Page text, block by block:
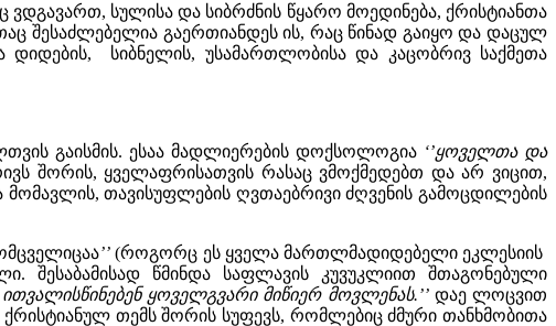
სულისა და სიბრძნის წყარო მოედინება, ქრისტიანთა
შესაძლებელია გაერთიანდეს ის, რაც წინად გაიყო და დაცულ
დიდების, სიბნელის, უსამართლობისა და კაცობრივ საქმეთა
გაისმის. ესაა მადლიერების დოქსოლოგია ‘’ყოველთა და
შორის, ყველაფრისათვის რასაც ვმოქმედებთ და არ ვიცით,
თავისუფლების ღვთაებრივი ძღვენის გამოცდილების
’’ (როგორც ეს ყველა მართლმადიდებელი ეკლესიის
შესაბამისად წმინდა საფლავის კუვუკლიით შთაგონებული
ყოველგვარი მიწიერ მოვლენას.’’დაე ლოცვით
თემს შორის სუფევს, რომლებიც ძმური თანხმობითა